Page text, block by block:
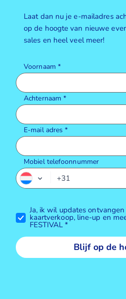
Laat dan nu je e-mailadres
op de hoogte van nieuwe
sales en heel veel meer!
Mobiel telefoonnummer
Blijf op de